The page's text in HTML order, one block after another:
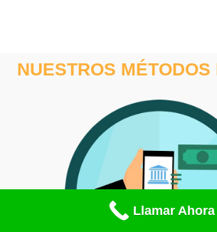
NUESTROS MÉTODOS
Llamar Ahora